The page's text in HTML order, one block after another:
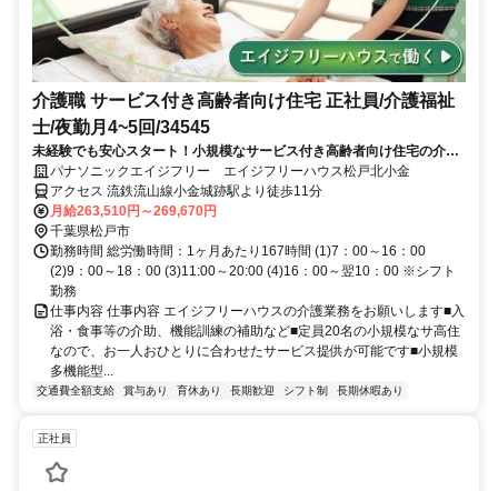
介護職 サービス付き高齢者向け住宅 正社員/介護福祉
士/夜勤月4~5回/34545
未経験でも安心スタート！小規模なサービス付き高齢者向け住宅の介護
職個人のペースに寄り添った研修で独り立ちまでサポートいたします。
経験者も大歓迎です。まずはお気軽にご見学ください。
パナソニックエイジフリー エイジフリーハウス松戸北小金
アクセス 流鉄流山線小金城跡駅より徒歩11分
月給263,510円～269,670円
千葉県松戸市
勤務時間 総労働時間：1ヶ月あたり167時間 (1)7：00～16：00
(2)9：00～18：00 (3)11:00～20:00 (4)16：00～翌10：00 ※シフト
勤務
仕事内容 仕事内容 エイジフリーハウスの介護業務をお願いします■入
浴・食事等の介助、機能訓練の補助など■定員20名の小規模なサ高住
なので、お一人おひとりに合わせたサービス提供が可能です■小規模
多機能型...
交通費全額支給 賞与あり 育休あり 長期歓迎 シフト制 長期休暇あり
正社員